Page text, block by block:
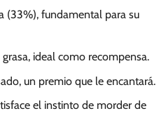
(33%), fundamental para su
ideal como recompensa.
un premio que le encantará.
el instinto de morder de